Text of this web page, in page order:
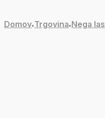
Domov Trgovina Nega las